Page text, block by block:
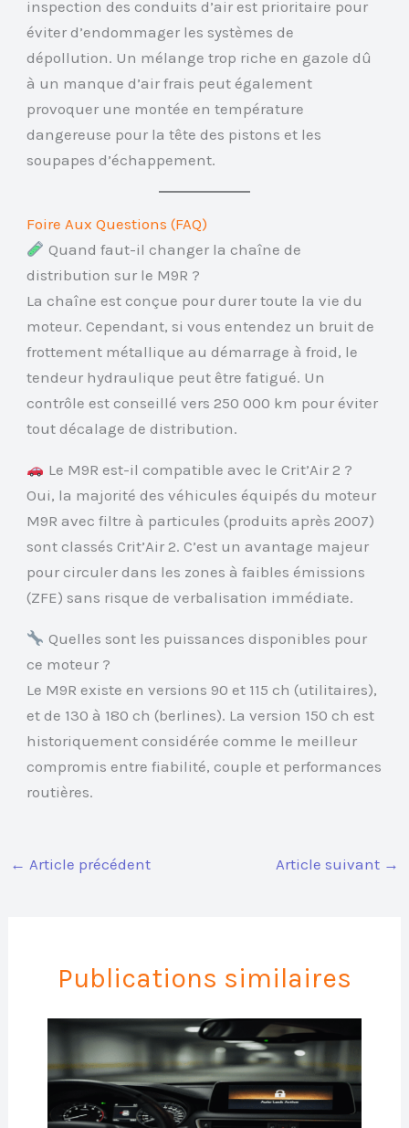
inspection des conduits d’air est prioritaire pour
éviter d’endommager les systèmes de
dépollution. Un mélange trop riche en gazole dû
à un manque d’air frais peut également
provoquer une montée en température
dangereuse pour la tête des pistons et les
soupapes d’échappement.
Foire Aux Questions (FAQ)
Quand faut-il changer la chaîne de
distribution sur le M9R ?
La chaîne est conçue pour durer toute la vie du
moteur. Cependant, si vous entendez un bruit de
frottement métallique au démarrage à froid, le
tendeur hydraulique peut être fatigué. Un
contrôle est conseillé vers 250 000 km pour éviter
tout décalage de distribution.
Le M9R est-il compatible avec le Crit’Air 2 ?
Oui, la majorité des véhicules équipés du moteur
M9R avec filtre à particules (produits après 2007)
sont classés Crit’Air 2. C’est un avantage majeur
pour circuler dans les zones à faibles émissions
(ZFE) sans risque de verbalisation immédiate.
Quelles sont les puissances disponibles pour
ce moteur ?
Le M9R existe en versions 90 et 115 ch (utilitaires),
et de 130 à 180 ch (berlines). La version 150 ch est
historiquement considérée comme le meilleur
compromis entre fiabilité, couple et performances
routières.
← Article précédent Article suivant →
Publications similaires